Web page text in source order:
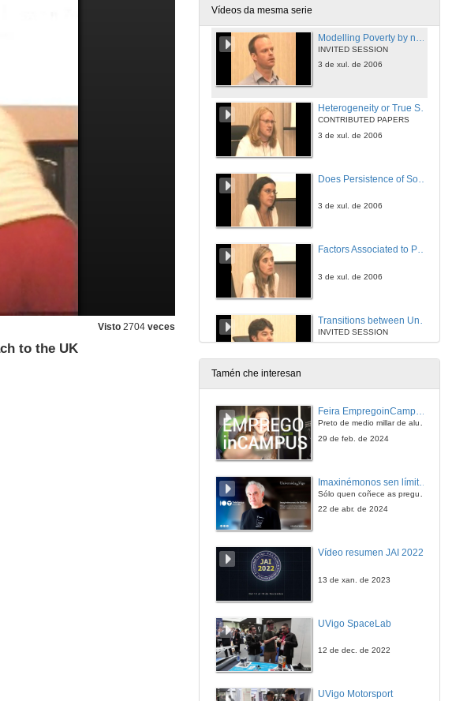
Visto 2704 veces
to the UK
Vídeos da mesma serie
INVITED SESSION
3 de xul. de 2006
Heterogeneity or True State Dependence in Poverty - The Tale told By Twins
CONTRIBUTED PAPERS
3 de xul. de 2006
3 de xul. de 2006
Factors Associated to Poverty Mobility in Greater Buenos Aires
3 de xul. de 2006
INVITED SESSION
Youth Poverty after Leaving Parental Home in Southern European Countries: How does Parental Income Matter?
3 de xul. de 2006
3 de xul. de 2006
3 de xul. de 2006
Tamén che interesan
Feira EmpregoinCampus Vigo 2024
Preto de medio millar de alumnas e alumnos buscan coñecer máis de preto as oportunidades que lles achegan as arredor de medio cento de empresas que participan na edición viguesa da feira. Xunto coa visita aos stands, durante a feria desenvólvense varias actividades complementarias, como obradoiros, conversas, mesas redondas ou o pasaporte de empregabilidade, un espazo no que poderán recibir asesoramento sobre o seu CV.
29 de feb. de 2024
Sólo quen coñece as preguntas pode imaxinar novas respostas
22 de abr. de 2024
Vídeo resumen JAI 2022
13 de xan. de 2023
UVigo SpaceLab
12 de dec. de 2022
UVigo Motorsport